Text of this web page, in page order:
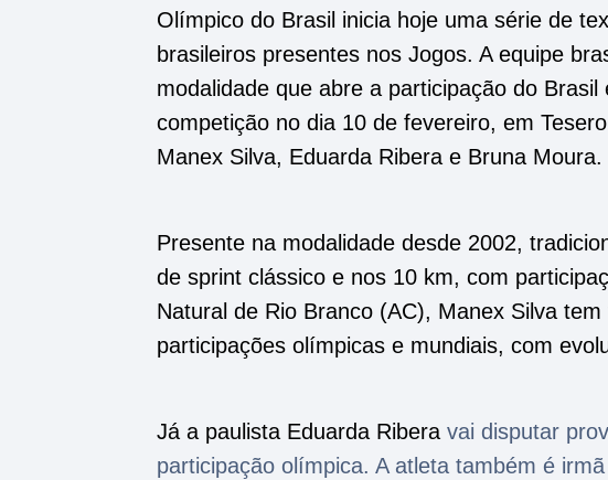
Olímpico do Brasil inicia hoje uma série de
brasileiros presentes nos Jogos. A equipe
modalidade que abre a participação do
competição no dia 10 de fevereiro, em
Manex Silva, Eduarda Ribera e Bruna Moura.
Presente na modalidade desde 2002,
de sprint clássico e nos 10 km, com
Natural de Rio Branco (AC), Manex Silva
participações olímpicas e mundiais, com
Já a paulista Eduarda Riberavai disputar
participação olímpica. A atleta também é